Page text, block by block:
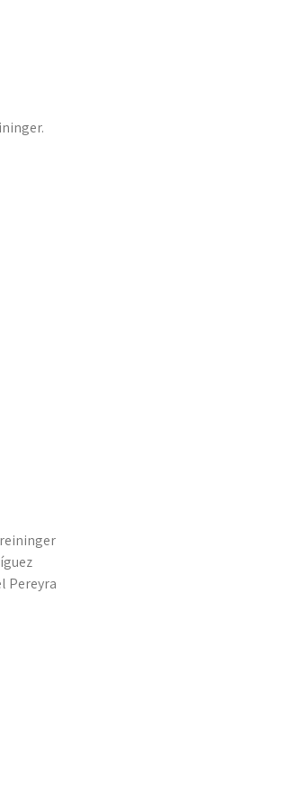
Pereyra